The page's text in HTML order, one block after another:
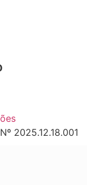
2025.12.18.001